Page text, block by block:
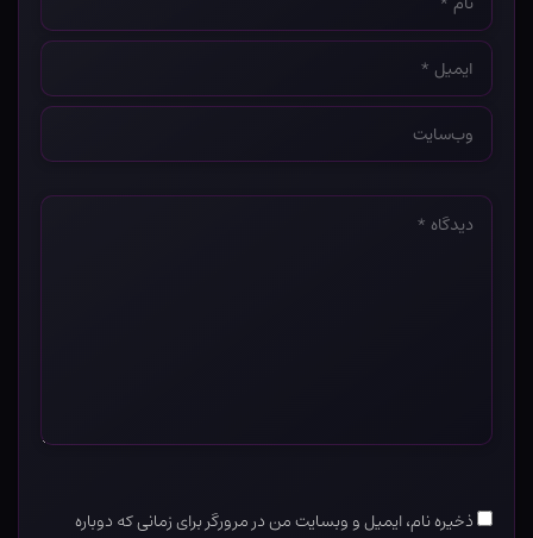
*
ایمیل
*
وب‌سایت
*
دیدگاه
ذخیره نام، ایمیل و وبسایت من در مرورگر برای زمانی که دوباره